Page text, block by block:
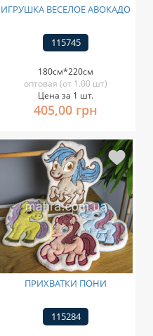
ИГРУШКА ВЕСЕЛОЕ АВОКАДО
115745
180см*220см
оптовая (от 1.00 шт)
Цена за 1 шт.
405,00 грн
ПРИХВАТКИ ПОНИ
115284